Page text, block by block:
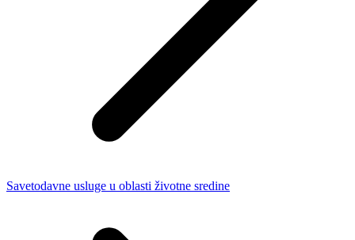
Savetodavne usluge u oblasti životne sredine